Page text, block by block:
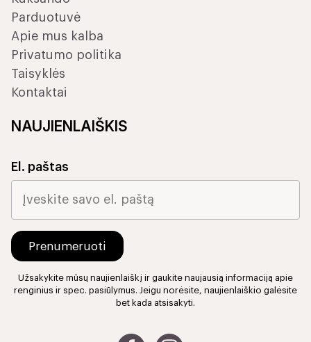
Parduotuvė
Apie mus kalba
Privatumo politika
Taisyklės
Kontaktai
NAUJIENLAIŠKIS
El. paštas
Užsakykite mūsų naujienlaiškį ir gaukite naujausią informaciją apie
renginius ir spec. pasiūlymus. Jeigu norėsite, naujienlaiškio galėsite
bet kada atsisakyti.